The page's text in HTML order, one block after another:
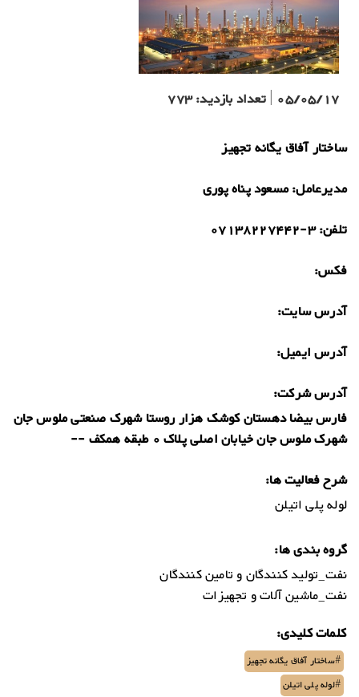
05/05/17
|تعداد بازدید:773
ساختار آفاق یگانه تجهیز
مدیرعامل:مسعود پناه پوری
تلفن:07138227442-3
فکس:
آدرس سایت:
آدرس ایمیل:
آدرس شرکت:
فارس بیضا دهستان کوشک هزار روستا شهرک صنعتی ملوس جان
شهرک ملوس جان خیابان اصلی پلاک 0 طبقه همکف --
شرح فعالیت ها:
لوله پلی اتیلن
گروه بندی ها:
نفت_تولید کنندگان و تامین کنندگان
نفت_ماشین آلات و تجهیزات
کلمات کلیدی:
#ساختار آفاق یگانه تجهیز
#لوله پلی اتیلن